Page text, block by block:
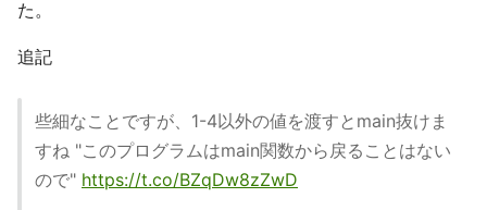
た。
追記
些細なことですが、1-4以外の値を渡すとmain抜けま
すね "このプログラムはmain関数から戻ることはない
ので" https://t.co/BZqDw8zZwD